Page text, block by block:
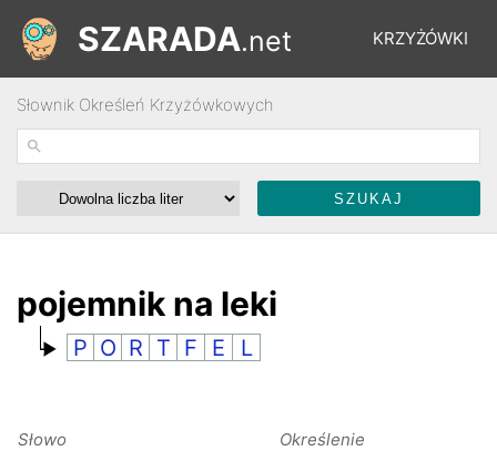
KRZYŻÓWKI
ŁAMIGŁÓWKI
SZARADA.net
Słownik Określeń Krzyżówkowych
pojemnik na leki
P O R T F E L
Słowo Określenie